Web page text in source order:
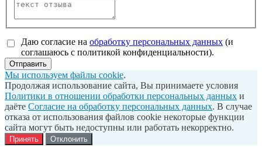
Даю согласие на обработку персональных данных (и
соглашаюсь с политикой конфиденциальности).
Отправить
Мы используем файлы cookie.
Продолжая использование сайта, Вы принимаете условия
Политики в отношении обработки персональных данных и
даёте Согласие на обработку персональных данных. В случае
отказа от использования файлов cookie некоторые функции
сайта могут быть недоступны или работать некорректно.
Принять Отклонить